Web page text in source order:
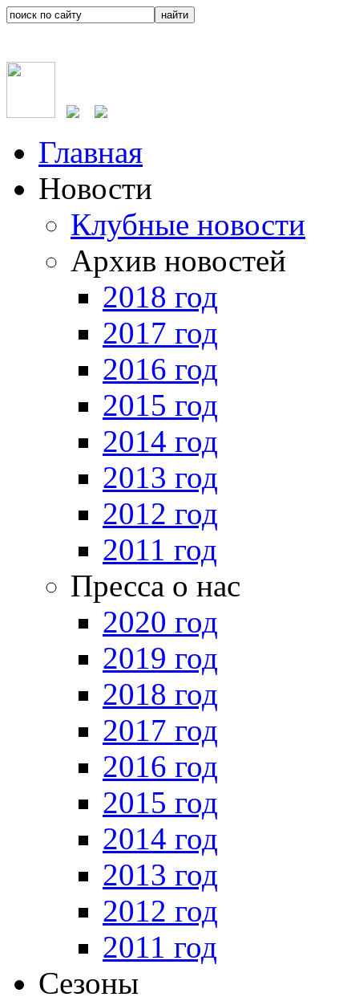
Главная
Новости
Клубные новости
Архив новостей
2018 год
2017 год
2016 год
2015 год
2014 год
2013 год
2012 год
2011 год
Пресса о нас
2020 год
2019 год
2018 год
2017 год
2016 год
2015 год
2014 год
2013 год
2012 год
2011 год
Сезоны